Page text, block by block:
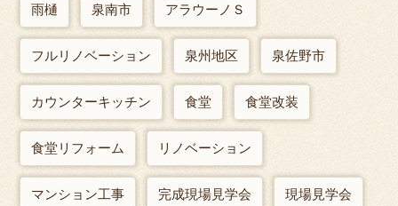
雨樋 泉南市 アラウーノＳ
フルリノベーション 泉州地区 泉佐野市
カウンターキッチン 食堂 食堂改装
食堂リフォーム リノベーション
マンション工事 完成現場見学会 現場見学会